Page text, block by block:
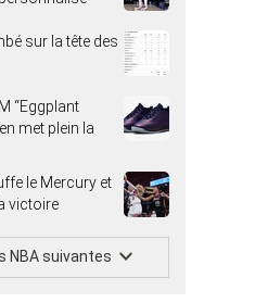
sur la tête des
“Eggplant
met plein la
le Mercury et
victoire
NBA suivantes